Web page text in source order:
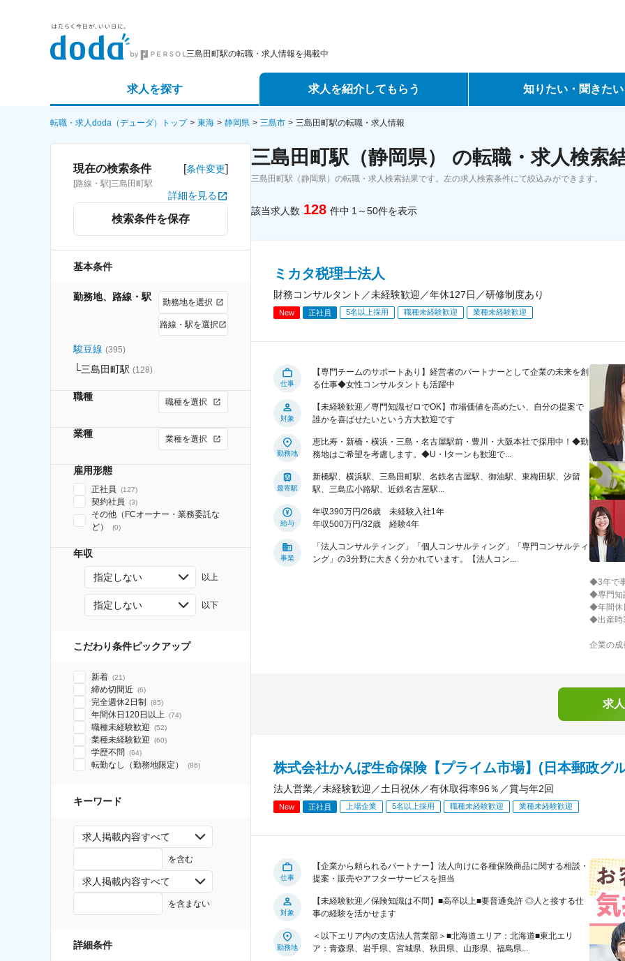
三島田町駅の転職・求人情報を掲載中
求人を探す
詳細条件から探す
求人特集から探す
求人を紹介してもらう
エージェントサービス
スカウトサービス
知りたい・聞きたい
データで見る転職
転職・求人doda（デューダ）トップ 東海 静岡県 三島市 三島田町駅の転職・求人情報
現在の検索条件 [条件変更]
[路線・駅]三島田町駅
詳細を見る
検索条件を保存
基本条件
勤務地、路線・駅 勤務地を選択
路線・駅を選択
駿豆線 (395)
三島田町駅 (128)
職種 職種を選択
業種 業種を選択
雇用形態
正社員 (127)
契約社員 (3)
その他（FCオーナー・業務委託な
ど）
(0)
年収
指定しない 以上
指定しない 以下
こだわり条件ピックアップ
新着 (21)
締め切間近 (6)
完全週休2日制 (85)
年間休日120日以上 (74)
職種未経験歓迎 (52)
業種未経験歓迎 (60)
学歴不問 (64)
転勤なし（勤務地限定） (86)
キーワード
求人掲載内容すべて
を含む
求人掲載内容すべて
を含まない
詳細条件
三島田町駅（静岡県） の転職・求人検索
三島田町駅（静岡県）の転職・求人検索結果です。左の求人検索条件にて絞込みができます。
該当求人数 128 件中 1～50件を表示
ミカタ税理士法人
財務コンサルタント／未経験歓迎／年休127日／研修制度あり
New 正社員 5名以上採用 職種未経験歓迎 業種未経験歓迎
仕事
【専門チームのサポートあり】経営者のパートナーとして企業の未来を創
る仕事◆女性コンサルタントも活躍中
対象
【未経験歓迎／専門知識ゼロでOK】市場価値を高めたい、自分の提案で
誰かを喜ばせたいという方大歓迎です
勤務地
恵比寿・新橋・横浜・三島・名古屋駅前・豊川・大阪本社で採用中！◆勤
務地はご希望を考慮します。◆U・Iターンも歓迎で...
最寄駅
新橋駅、横浜駅、三島田町駅、名鉄名古屋駅、御油駅、東梅田駅、汐留
駅、三島広小路駅、近鉄名古屋駅...
給与
年収390万円/26歳 未経験入社1年
年収500万円/32歳 経験4年
事業
「法人コンサルティング」「個人コンサルティング」「専門コンサルティ
ング」の3分野に大きく分かれています。【法人コン...
◆3年で
◆専門知
◆年間休
◆出産時
企業の成
求
株式会社かんぽ生命保険【プライム市場】(日本郵政グ
法人営業／未経験歓迎／土日祝休／有休取得率96％／賞与年2回
New 正社員 上場企業 5名以上採用 職種未経験歓迎 業種未経験歓迎
仕事
【企業から頼られるパートナー】法人向けに各種保険商品に関する相談・
提案・販売やアフターサービスを担当
対象
【未経験歓迎／保険知識は不問】■高卒以上■要普通免許 ◎人と接する仕
事の経験を活かせます
勤務地
＜以下エリア内の支店法人営業部＞■北海道エリア：北海道■東北エリ
ア：青森県、岩手県、宮城県、秋田県、山形県、福島県...